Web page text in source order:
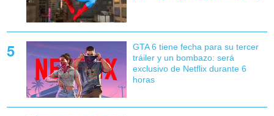
GTA 6 tiene fecha para su tercer
tráiler y un bombazo: será
exclusivo de Netflix durante 6
horas